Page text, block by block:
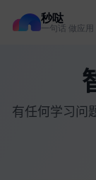
秒哒
一句话 做应用